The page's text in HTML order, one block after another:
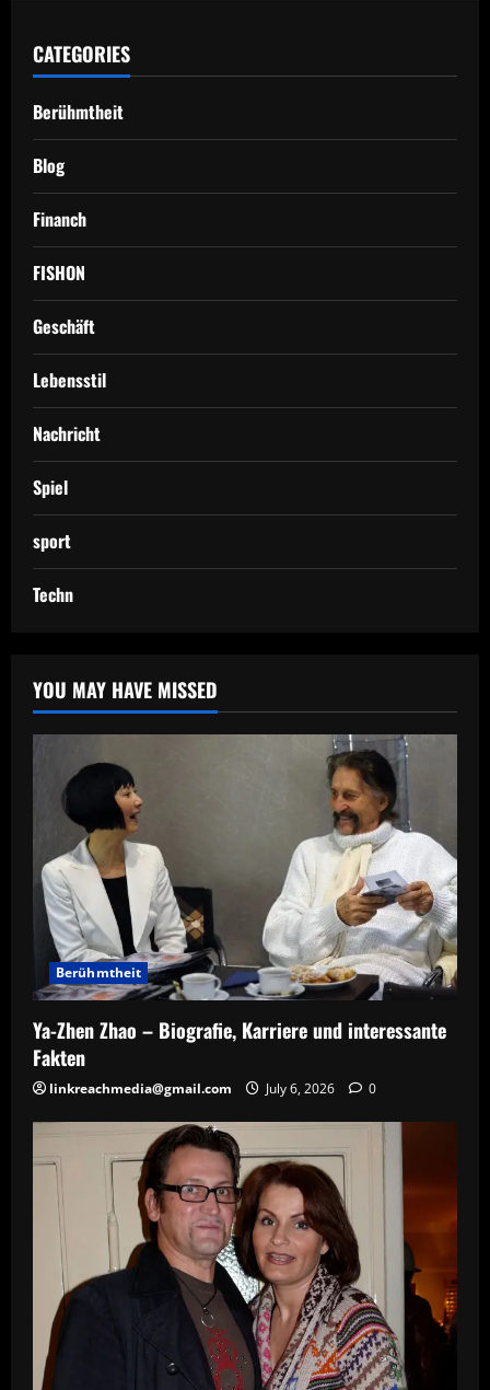
CATEGORIES
Berühmtheit
Blog
Financh
FISHON
Geschäft
Lebensstil
Nachricht
Spiel
sport
Techn
YOU MAY HAVE MISSED
Berühmtheit
Ya-Zhen Zhao – Biografie, Karriere und interessante
Fakten
linkreachmedia@gmail.com July 6, 2026 0